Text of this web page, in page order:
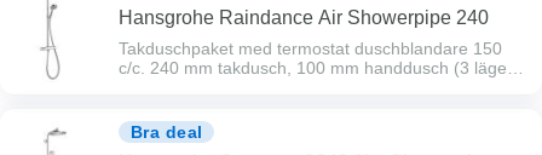
Hansgrohe Raindance Air Showerpipe 240
Takduschpaket med termostat duschblandare 150
c/c. 240 mm takdusch, 100 mm handdusch (3 lägen),
distansbricka Ø 80 mm.
Bra deal